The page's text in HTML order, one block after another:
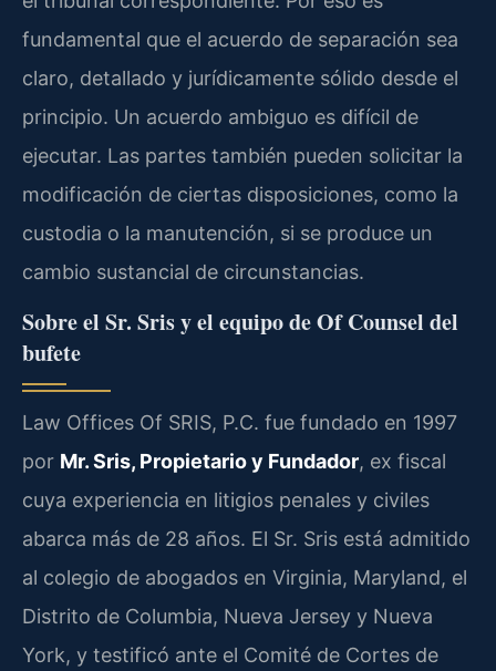
fundamental que el acuerdo de separación sea
claro, detallado y jurídicamente sólido desde el
principio. Un acuerdo ambiguo es difícil de
ejecutar. Las partes también pueden solicitar la
modificación de ciertas disposiciones, como la
custodia o la manutención, si se produce un
cambio sustancial de circunstancias.
Sobre el Sr. Sris y el equipo de Of Counsel del
bufete
Law Offices Of SRIS, P.C. fue fundado en 1997
por Mr. Sris, Propietario y Fundador, ex fiscal
cuya experiencia en litigios penales y civiles
abarca más de 28 años. El Sr. Sris está admitido
al colegio de abogados en Virginia, Maryland, el
Distrito de Columbia, Nueva Jersey y Nueva
York, y testificó ante el Comité de Cortes de